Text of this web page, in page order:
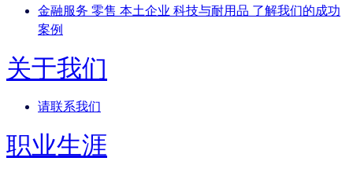
金融服务 零售 本土企业 科技与耐用品 了解我们的成功
案例
关于我们
请联系我们
职业生涯